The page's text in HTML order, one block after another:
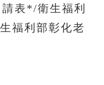
表*/衛生福利
福利部彰化老